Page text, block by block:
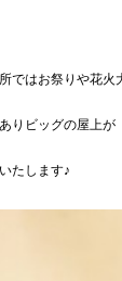
ではお祭りや花火
りビッグの屋上が
たします♪